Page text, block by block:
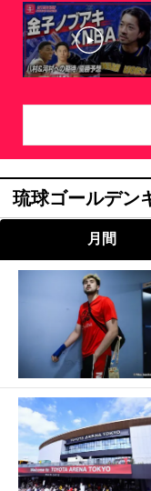
琉球ゴールデン
月間